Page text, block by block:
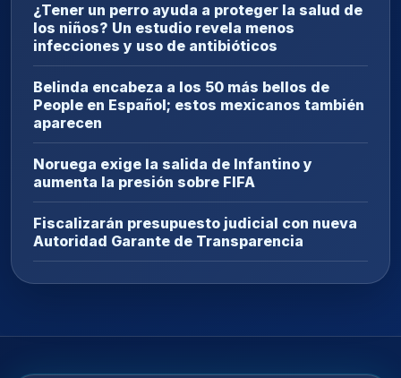
¿Tener un perro ayuda a proteger la salud de
los niños? Un estudio revela menos
infecciones y uso de antibióticos
Belinda encabeza a los 50 más bellos de
People en Español; estos mexicanos también
aparecen
Noruega exige la salida de Infantino y
aumenta la presión sobre FIFA
Fiscalizarán presupuesto judicial con nueva
Autoridad Garante de Transparencia